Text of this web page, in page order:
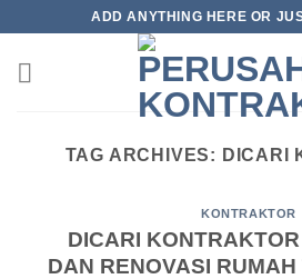
content
ADD ANYTHING HERE OR
TAG ARCHIVES: DICARI
KONTRAKTOR
DICARI
DAN RENOVASI